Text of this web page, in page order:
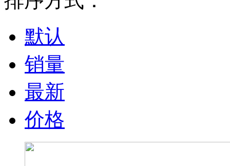
默认
销量
最新
价格